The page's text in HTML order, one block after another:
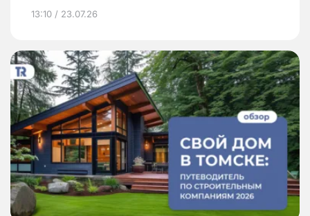
13:10 / 23.07.26